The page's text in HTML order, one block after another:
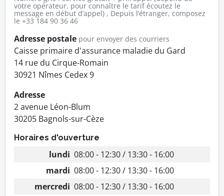
votre opérateur, pour connaître le tarif écoutez le
message en début d’appel) , Depuis l’étranger, composez
le +33 184 90 36 46
Adresse postale pour envoyer des courriers
Caisse primaire d'assurance maladie du Gard
14 rue du Cirque-Romain
30921 Nîmes Cedex 9
Adresse
2 avenue Léon-Blum
30205 Bagnols-sur-Cèze
Horaires d'ouverture
lundi 08:00 - 12:30 / 13:30 - 16:00
mardi 08:00 - 12:30 / 13:30 - 16:00
mercredi 08:00 - 12:30 / 13:30 - 16:00